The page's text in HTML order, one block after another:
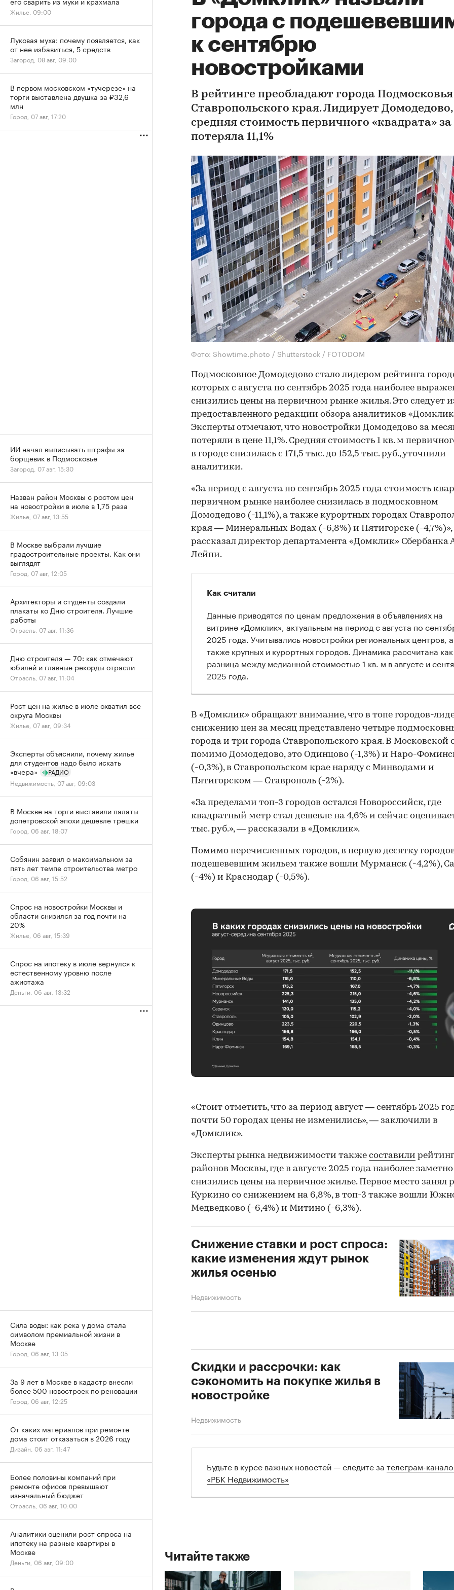
города с
к сентябрю
новостройками
В рейтинге преобладают города
Ставропольского края. Лидирует Домодедово,
средняя стоимость первичного «квадрата»
потеряла 11,1%
Фото: Showtime.photo / Shutterstock / FOTODOM
Подмосковное Домодедово стало лидером рейтинга
которых с августа по сентябрь 2025 года наиболее
снизились цены на первичном рынке жилья. Это следует
предоставленного редакции обзора аналитиков
Эксперты отмечают, что новостройки Домодедово за
потеряли в цене 11,1%. Средняя стоимость 1 кв. м
в городе снизилась с 171,5 тыс. до 152,5 тыс. руб., уточнили
аналитики.
«За период с августа по сентябрь 2025 года стоимость
первичном рынке наиболее снизилась в подмосковном
Домодедово (-11,1%), а также курортных городах
края — Минеральных Водах (-6,8%) и Пятигорске (-
рассказал директор департамента «Домклик» Сбербанка
Лейпи.
Как считали
Данные приводятся по ценам предложения в объявлениях на
витрине «Домклик», актуальным на период с августа по
2025 года. Учитывались новостройки региональных центров, а
также крупных и курортных городов. Динамика рассчитана как
разница между медианной стоимостью 1 кв. м в августе и
2025 года.
00:00 / 00:00
В «Домклик» обращают внимание, что в топе городов-
снижению цен за месяц представлено четыре
города и три города Ставропольского края. В Московской
помимо Домодедово, это Одинцово (-1,3%) и Наро-
(-0,3%), в Ставропольском крае наряду с Минводами и
Пятигорском — Ставрополь (-2%).
«За пределами топ-3 городов остался Новороссийск, где
квадратный метр стал дешевле на 4,6% и сейчас
тыс. руб.», — рассказали в «Домклик».
Помимо перечисленных городов, в первую десятку
подешевевшим жильем также вошли Мурманск (-4,2%),
(-4%) и Краснодар (-0,5%).
«Стоит отметить, что за период август — сентябрь 2025
почти 50 городах цены не изменились», — заключили в
«Домклик».
Эксперты рынка недвижимости также составили рейтинг
районов Москвы, где в августе 2025 года наиболее заметно
снизились цены на первичное жилье. Первое место занял
Куркино со снижением на 6,8%, в топ-3 также вошли
Медведково (-6,4%) и Митино (-6,3%).
Снижение ставки и рост спроса:
какие изменения ждут рынок
жилья осенью
Недвижимость
Скидки и рассрочки: как
сэкономить на покупке жилья в
новостройке
Недвижимость
Будьте в курсе важных новостей — следите за телеграм-
«РБК Недвижимость»
Читайте также
Жилье, 09:00
Луковая муха: почему появляется, как
от нее избавиться, 5 средств
Загород, 08 авг, 09:00
В первом московском «тучерезе» на
торги выставлена двушка за ₽32,6
млн
Город, 07 авг, 17:20
ИИ начал выписывать штрафы за
борщевик в Подмосковье
Загород, 07 авг, 15:30
Назван район Москвы с ростом цен
на новостройки в июле в 1,75 раза
Жилье, 07 авг, 13:55
В Москве выбрали лучшие
градостроительные проекты. Как они
выглядят
Город, 07 авг, 12:05
Архитекторы и студенты создали
плакаты ко Дню строителя. Лучшие
работы
Отрасль, 07 авг, 11:36
Дню строителя — 70: как отмечают
юбилей и главные рекорды отрасли
Отрасль, 07 авг, 11:04
Рост цен на жилье в июле охватил все
округа Москвы
Жилье, 07 авг, 09:34
Эксперты объяснили, почему жилье
для студентов надо было искать
«вчера»
РАДИО
Недвижимость, 07 авг, 09:03
В Москве на торги выставили палаты
допетровской эпохи дешевле трешки
Город, 06 авг, 18:07
Собянин заявил о максимальном за
пять лет темпе строительства метро
Город, 06 авг, 15:52
Спрос на новостройки Москвы и
области снизился за год почти на
20%
Жилье, 06 авг, 15:39
Спрос на ипотеку в июле вернулся к
естественному уровню после
ажиотажа
Деньги, 06 авг, 13:32
Сила воды: как река у дома стала
символом премиальной жизни в
Москве
Город, 06 авг, 13:05
За 9 лет в Москве в кадастр внесли
более 500 новостроек по реновации
Город, 06 авг, 12:25
От каких материалов при ремонте
дома стоит отказаться в 2026 году
Дизайн, 06 авг, 11:47
Более половины компаний при
ремонте офисов превышают
изначальный бюджет
Отрасль, 06 авг, 10:00
Аналитики оценили рост спроса на
ипотеку на разные квартиры в
Москве
Деньги, 06 авг, 09:00